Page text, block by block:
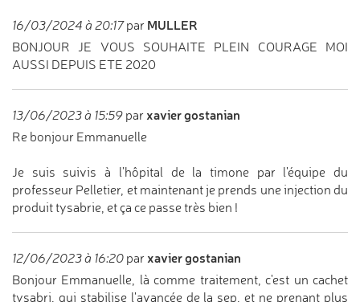
16/03/2024 à 20:17par MULLER
BONJOUR JE VOUS SOUHAITE PLEIN COURAGE MOI
AUSSI DEPUIS ETE 2020
13/06/2023 à 15:59 par xavier gostanian
Re bonjour Emmanuelle
Je suis suivis à l’hôpital de la timone par l'équipe du
professeur Pelletier, et maintenant je prends une injection du
produit tysabrie, et ça ce passe très bien !
12/06/2023 à 16:20 par xavier gostanian
Bonjour Emmanuelle, là comme traitement, c'est un cachet
tysabri, qui stabilise l'avancée de la sep, et ne prenant plus